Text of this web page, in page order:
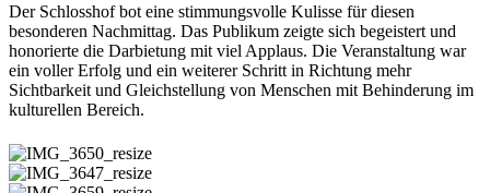
Der Schlosshof bot eine stimmungsvolle Kulisse für diesen
besonderen Nachmittag. Das Publikum zeigte sich begeistert und
honorierte die Darbietung mit viel Applaus. Die Veranstaltung war
ein voller Erfolg und ein weiterer Schritt in Richtung mehr
Sichtbarkeit und Gleichstellung von Menschen mit Behinderung im
kulturellen Bereich.